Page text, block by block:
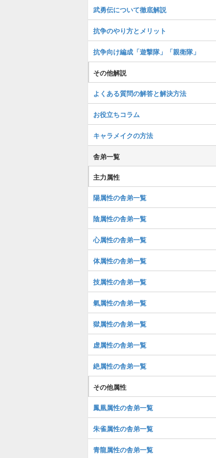
武勇伝について徹底解説
抗争のやり方とメリット
抗争向け編成「遊撃隊」「親衛隊」
その他解説
よくある質問の解答と解決方法
お役立ちコラム
キャラメイクの方法
舎弟一覧
主力属性
陽属性の舎弟一覧
陰属性の舎弟一覧
心属性の舎弟一覧
体属性の舎弟一覧
技属性の舎弟一覧
氣属性の舎弟一覧
獄属性の舎弟一覧
虚属性の舎弟一覧
絶属性の舎弟一覧
その他属性
鳳凰属性の舎弟一覧
朱雀属性の舎弟一覧
青龍属性の舎弟一覧